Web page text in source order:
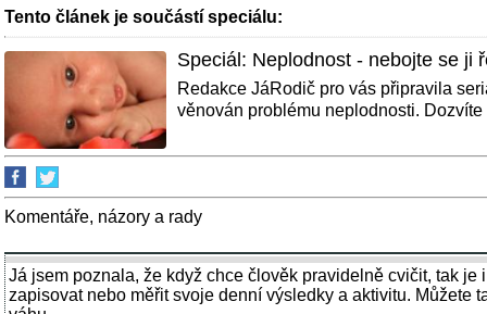
Tento článek je součástí speciálu:
Speciál: Neplodnost - nebojte se ji
Redakce JáRodič pro vás připravila
věnován problému neplodnosti.
Komentáře, názory a rady
Já jsem poznala, že když chce člověk pravidelně cvičit, tak je
zapisovat nebo měřit svoje denní výsledky a aktivitu. Můžete